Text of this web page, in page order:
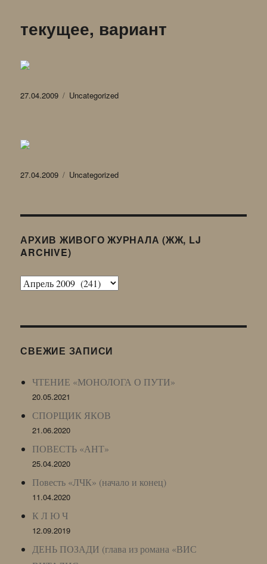
текущее, вариант
Опубликовано
27.04.2009 Рубрики
Uncategorized
Опубликовано
27.04.2009 Рубрики
Uncategorized
АРХИВ ЖИВОГО ЖУРНАЛА (ЖЖ, LJ
ARCHIVE)
Архив
LJ
СВЕЖИЕ ЗАПИСИ
ЧТЕНИЕ «МОНОЛОГА О ПУТИ»
20.05.2021
СПОРЩИК ЯКОВ
21.06.2020
ПОВЕСТЬ «АНТ»
25.04.2020
Повесть «ЛЧК» (начало и конец)
11.04.2020
К Л Ю Ч
12.09.2019
ДЕНЬ ПОЗАДИ (глава из романа «ВИС